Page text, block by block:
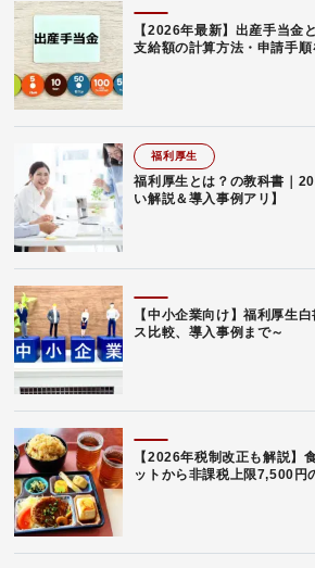
【2026年最新】出産手当金
支給額の計算方法・申請手
福利厚生
福利厚生とは？の教科書｜
い解説＆導入事例アリ】
【中小企業向け】福利厚生
ス比較、導入事例まで～
【2026年税制改正も解説】
ットから非課税上限7,500円